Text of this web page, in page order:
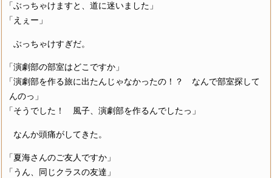
「ぶっちゃけますと、道に迷いました」
「えぇー」
ぶっちゃけすぎだ。
「演劇部の部室はどこですか」
「演劇部を作る旅に出たんじゃなかったの！？ なんで部室探して
んのっ」
「そうでした！ 風子、演劇部を作るんでしたっ」
なんか頭痛がしてきた。
「夏海さんのご友人ですか」
「うん、同じクラスの友達」